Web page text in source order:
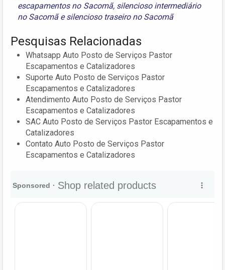
escapamentos no Sacomã, silencioso intermediário
no Sacomãesilencioso traseiro no Sacomã
Pesquisas Relacionadas
Whatsapp Auto Posto de Serviços Pastor
Escapamentos e Catalizadores
Suporte Auto Posto de Serviços Pastor
Escapamentos e Catalizadores
Atendimento Auto Posto de Serviços Pastor
Escapamentos e Catalizadores
SAC Auto Posto de Serviços Pastor Escapamentos e
Catalizadores
Contato Auto Posto de Serviços Pastor
Escapamentos e Catalizadores